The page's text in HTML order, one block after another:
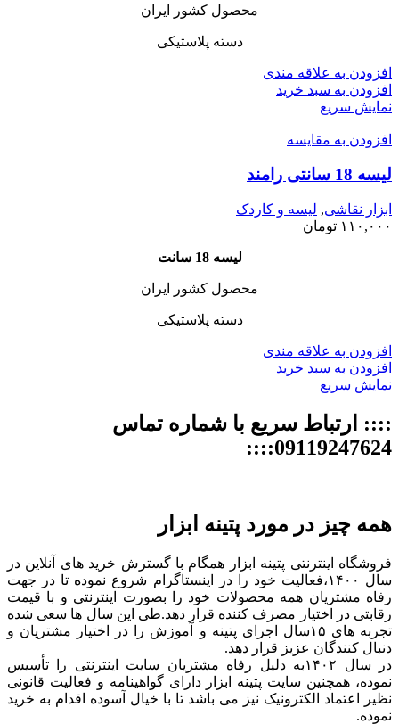
محصول کشور ایران
دسته پلاستیکی
افزودن به علاقه مندی
افزودن به سبد خرید
نمایش سریع
افزودن به مقایسه
لیسه 18 سانتی رامند
ابزار نقاشی, لیسه و کاردک
۱۱۰,۰۰۰ تومان
لیسه 18 سانت
محصول کشور ایران
دسته پلاستیکی
افزودن به علاقه مندی
افزودن به سبد خرید
نمایش سریع
:::: ارتباط سریع با شماره تماس
09119247624::::
همه چیز در مورد پتینه ابزار
فروشگاه اینترنتی پتینه ابزار همگام با گسترش خرید های آنلاین در
سال ۱۴۰۰،فعالیت خود را در اینستاگرام شروع نموده تا در جهت
رفاه مشتریان همه محصولات خود را بصورت اینترنتی و با قیمت
رقابتی در اختیار مصرف کننده قرار دهد.طی این سال ها سعی شده
تجربه های ۱۵سال اجرای پتینه و آموزش را در اختیار مشتریان و
دنبال کنندگان عزیز قرار دهد.
در سال ۱۴۰۲به دلیل رفاه مشتریان سایت اینترنتی را تأسیس
نموده، همچنین سایت پتینه ابزار دارای گواهینامه و فعالیت قانونی
نظیر اعتماد الکترونیک نیز می باشد تا با خیال آسوده اقدام به خرید
نموده.